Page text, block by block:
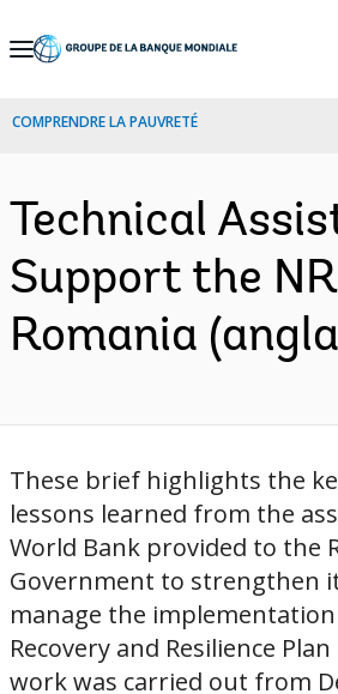
Skip
Navigation
COMPRENDRE LA PAUVRETÉ
Technical
Support the
Romania
These brief highlights the
lessons learned from the
World Bank provided to the
Government to strengthen
manage the
Recovery and Resilience Plan
work was carried out from